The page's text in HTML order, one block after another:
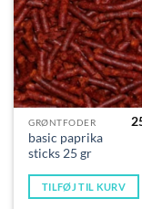
GRØNTFODER
basic paprika
sticks 25 gr
TILFØJ TIL KURV